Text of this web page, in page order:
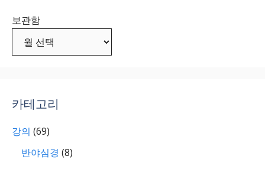
보관함
카테고리
강의 (69)
반야심경 (8)